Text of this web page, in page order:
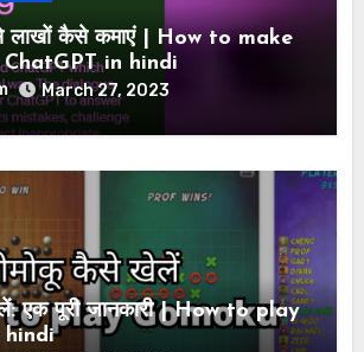
लाखों कैसे कमाएं | How to make
in hindi
March 27, 2023
एक पूरी जानकारी | How to play
hindi